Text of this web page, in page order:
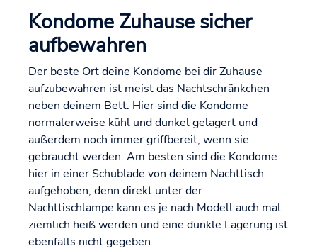
Kondome Zuhause sicher
aufbewahren
Der beste Ort deine Kondome bei dir Zuhause
aufzubewahren ist meist das Nachtschränkchen
neben deinem Bett. Hier sind die Kondome
normalerweise kühl und dunkel gelagert und
außerdem noch immer griffbereit, wenn sie
gebraucht werden. Am besten sind die Kondome
hier in einer Schublade von deinem Nachttisch
aufgehoben, denn direkt unter der
Nachttischlampe kann es je nach Modell auch mal
ziemlich heiß werden und eine dunkle Lagerung ist
ebenfalls nicht gegeben.